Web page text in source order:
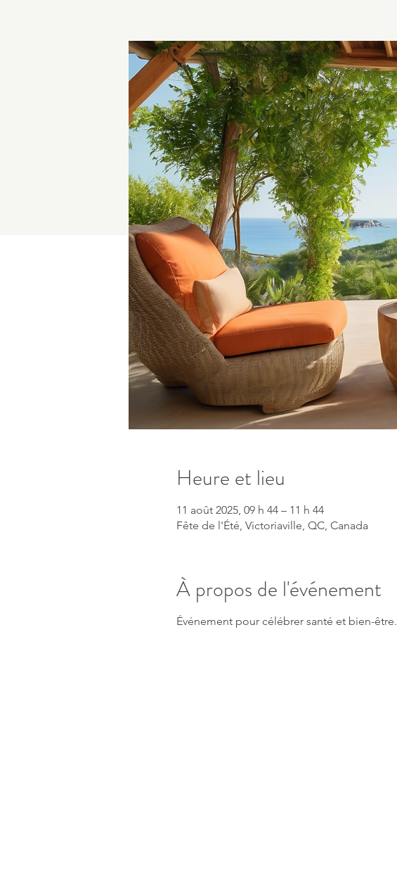
Heure et lieu
11 août 2025, 09 h 44 – 11 h 44
Fête de l'Été, Victoriaville, QC, Canada
À propos de l'événement
Événement pour célébrer santé et bien-être.